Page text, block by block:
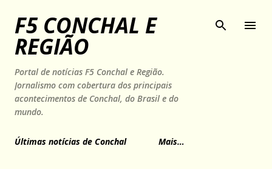
Pular para o conteúdo principal
F5 CONCHAL E
REGIÃO
Portal de notícias F5 Conchal e Região.
Jornalismo com cobertura dos principais
acontecimentos de Conchal, do Brasil e do
mundo.
Últimas notícias de Conchal Mais…